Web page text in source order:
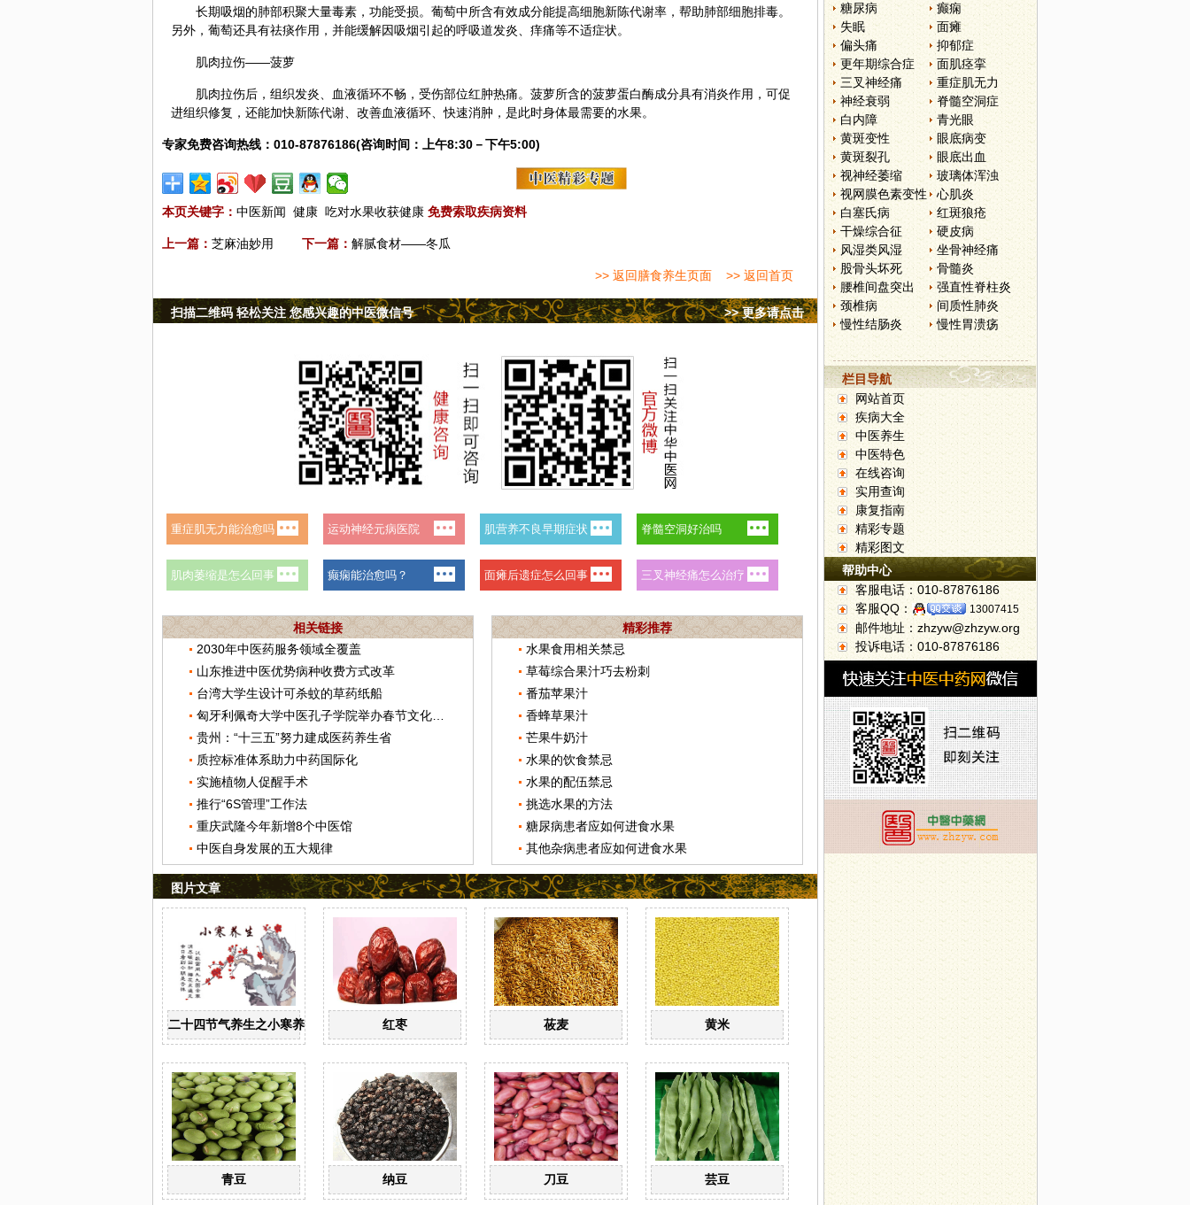
长期吸烟的肺部积聚大量毒素，功能受损。葡萄中所含有效成分能提高细胞新陈代谢率，帮助肺部细胞排毒。
另外，葡萄还具有祛痰作用，并能缓解因吸烟引起的呼吸道发炎、痒痛等不适症状。
肌肉拉伤——菠萝
肌肉拉伤后，组织发炎、血液循环不畅，受伤部位红肿热痛。菠萝所含的菠萝蛋白酶成分具有消炎作用，可促
进组织修复，还能加快新陈代谢、改善血液循环、快速消肿，是此时身体最需要的水果。
专家免费咨询热线：010-87876186(咨询时间：上午8:30－下午5:00)
本页关键字： 中医新闻 健康 吃对水果收获健康 免费索取疾病资料
上一篇： 芝麻油妙用 下一篇： 解腻食材——冬瓜
>> 返回膳食养生页面 >> 返回首页
>> 更多请点击
扫描二维码 轻松关注 您感兴趣的中医微信号
相关链接
2030年中医药服务领域全覆盖
山东推进中医优势病种收费方式改革
台湾大学生设计可杀蚊的草药纸船
贵州：“十三五”努力建成医药养生省
质控标准体系助力中药国际化
实施植物人促醒手术
推行“6S管理”工作法
重庆武隆今年新增8个中医馆
中医自身发展的五大规律
精彩推荐
水果食用相关禁忌
草莓综合果汁巧去粉刺
番茄苹果汁
香蜂草果汁
芒果牛奶汁
水果的饮食禁忌
水果的配伍禁忌
挑选水果的方法
糖尿病患者应如何进食水果
其他杂病患者应如何进食水果
图片文章
二十四节气养生之小寒养生 红枣 莜麦 黄米
青豆 纳豆 刀豆 芸豆
糖尿病
癫痫
失眠
面瘫
偏头痛
抑郁症
更年期综合症
面肌痉挛
三叉神经痛
重症肌无力
神经衰弱
脊髓空洞症
白内障
青光眼
黄斑变性
眼底病变
黄斑裂孔
眼底出血
视神经萎缩
玻璃体浑浊
视网膜色素变性
心肌炎
白塞氏病
红斑狼疮
干燥综合征
硬皮病
风湿类风湿
坐骨神经痛
股骨头坏死
骨髓炎
腰椎间盘突出
强直性脊柱炎
颈椎病
间质性肺炎
慢性结肠炎
慢性胃溃疡
栏目导航
网站首页
疾病大全
中医养生
中医特色
在线咨询
实用查询
康复指南
精彩专题
精彩图文
帮助中心
客服电话：010-87876186
客服QQ：
13007415
邮件地址：zhzyw@zhzyw.org
投诉电话：010-87876186